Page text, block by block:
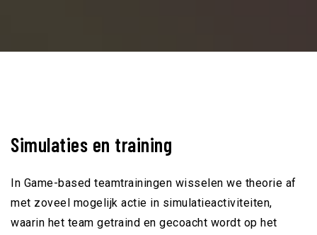
Simulaties en training
In Game-based teamtrainingen wisselen we theorie af
met zoveel mogelijk actie in simulatieactiviteiten,
waarin het team getraind en gecoacht wordt op het